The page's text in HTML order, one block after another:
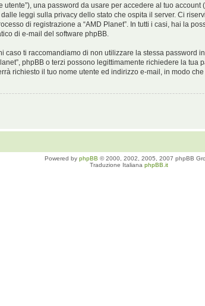
una password da usare per accedere al tuo
leggi sulla privacy dello stato che ospita il server. Ci
di registrazione a “AMD Planet”. In tutti i casi, hai la
di e-mail del software phpBB.
ti raccomandiamo di non utilizzare la stessa password
phpBB o terzi possono legittimamente richiedere la
richiesto il tuo nome utente ed indirizzo e-mail, in modo
Powered by phpBB © 2000, 2002, 2005, 2007 phpBB
Traduzione Italiana phpBB.it